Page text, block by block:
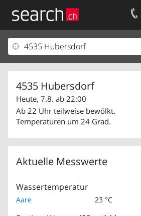
4535 Hubersdorf
Heute, 7.8. ab 22:00
Ab 22 Uhr teilweise bewölkt.
Temperaturen um 24 Grad.
Aktuelle Messwerte
Wassertemperatur
Aare 23 °C
Ihr Eintrag
Kundencenter Geschäftskunden